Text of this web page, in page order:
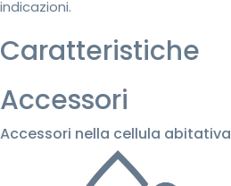
indicazioni.
Caratteristiche
Accessori
Accessori nella cellula abitativa